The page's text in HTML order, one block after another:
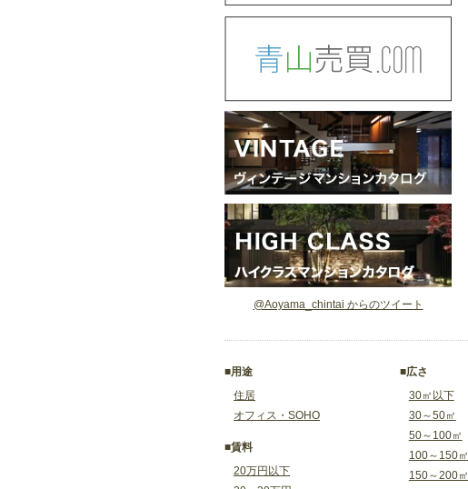
@Aoyama_chintai からのツイート
■用途
住居
オフィス・SOHO
■賃料
20万円以下
■広さ
30㎡以下
30～50㎡
50～100㎡
100～150㎡
150～200㎡